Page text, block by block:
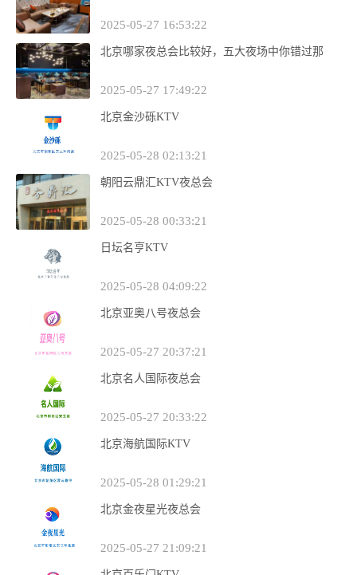
2025-05-27 16:53:22
北京哪家夜总会比较好，五大夜场中你错过那
2025-05-27 17:49:22
北京金沙砾KTV
2025-05-28 02:13:21
朝阳云鼎汇KTV夜总会
2025-05-28 00:33:21
日坛名亨KTV
2025-05-28 04:09:22
北京亚奥八号夜总会
2025-05-27 20:37:21
北京名人国际夜总会
2025-05-27 20:33:22
北京海航国际KTV
2025-05-28 01:29:21
北京金夜星光夜总会
2025-05-27 21:09:21